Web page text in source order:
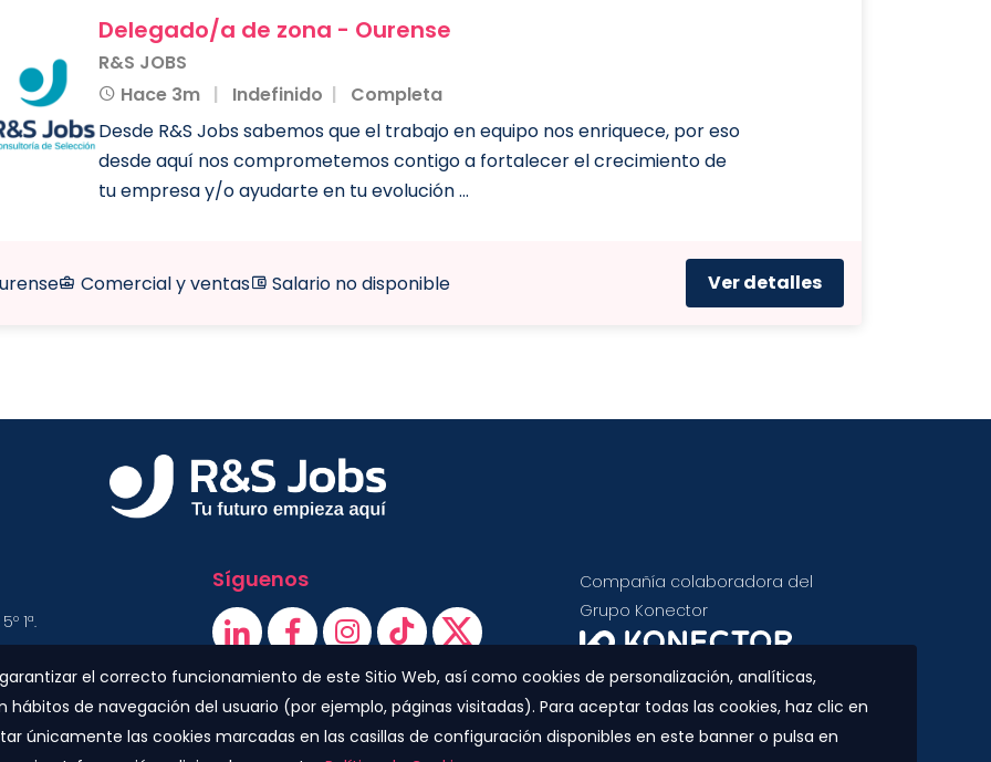
el correcto funcionamiento de este Sitio Web, así como cookies de personalización, analíticas,
de navegación del usuario (por ejemplo, páginas visitadas). Para aceptar todas las cookies, haz clic en
únicamente las cookies marcadas en las casillas de configuración disponibles en este banner o pulsa en
Delegado/a de zona - Ourense
R&S JOBS
Hace 3m
Indefinido
Completa
Desde R&S Jobs sabemos que el trabajo en equipo nos enriquece, por eso
desde aquí nos comprometemos contigo a fortalecer el crecimiento de
tu empresa y/o ayudarte en tu evolución ...
Comercial y ventas Salario no disponible Ver detalles
1ª.
Síguenos
Compañía colaboradora del
Grupo Konector